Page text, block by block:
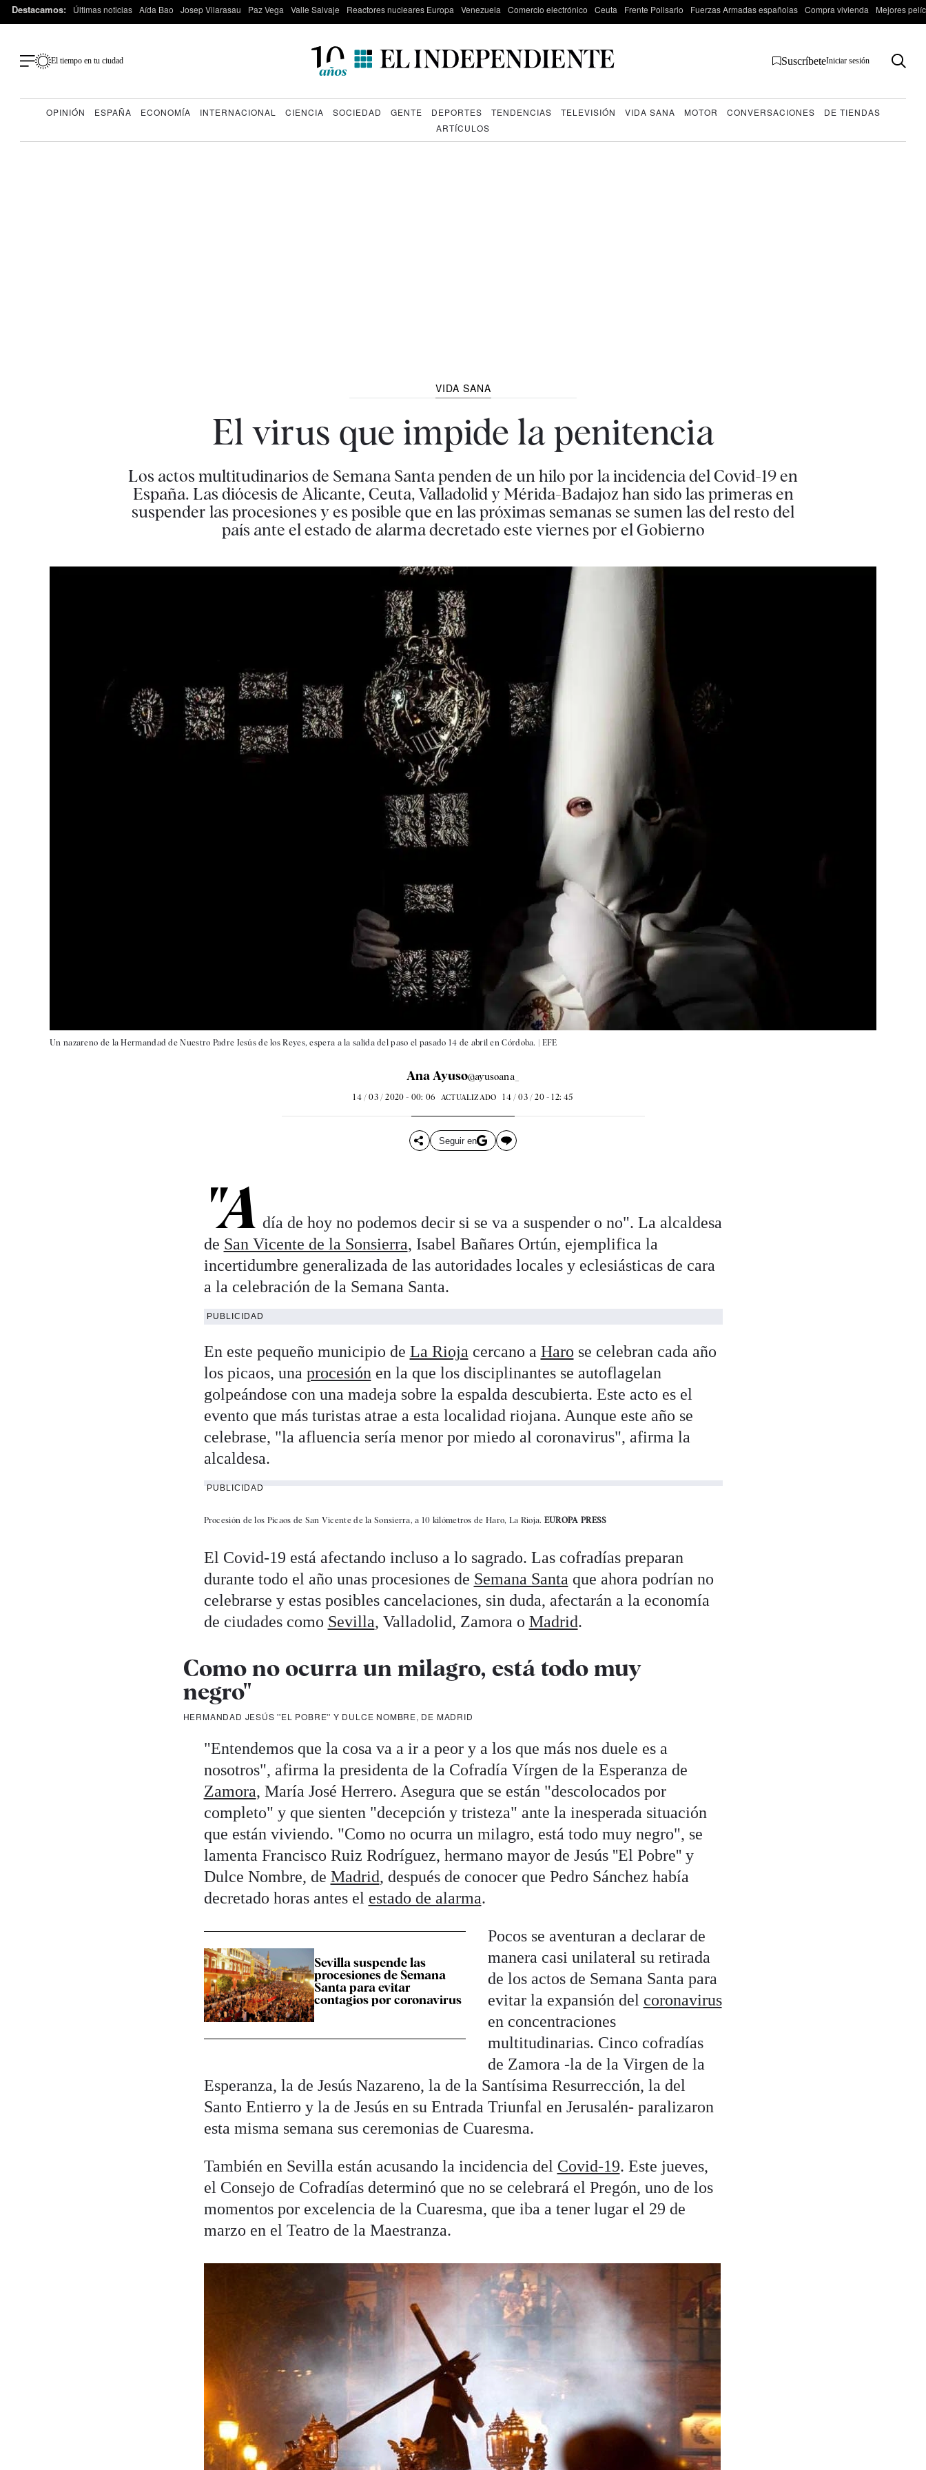
Destacamos: Últimas noticias Aída Bao Josep Vilarasau Paz Vega Valle Salvaje Reactores nucleares Europa Venezuela Comercio electrónico Ceuta Frente Polisario Fuerzas Armadas españolas Compra vivienda Mejores
El tiempo en tu ciudad SuscríbeteIniciar sesión
OPINIÓN ESPAÑA ECONOMÍA INTERNACIONAL CIENCIA SOCIEDAD GENTE DEPORTES TENDENCIAS TELEVISIÓN VIDA SANA MOTOR CONVERSACIONES
DE TIENDAS
ARTÍCULOS
VIDA SANA
El virus que impide la penitencia
Los actos multitudinarios de Semana Santa penden de un hilo por la incidencia del Covid-19 en
España. Las diócesis de Alicante, Ceuta, Valladolid y Mérida-Badajoz han sido las primeras en
suspender las procesiones y es posible que en las próximas semanas se sumen las del resto del
país ante el estado de alarma decretado este viernes por el Gobierno
Un nazareno de la Hermandad de Nuestro Padre Jesús de los Reyes, espera a la salida del paso el pasado 14 de abril en Córdoba. | EFE
Ana Ayuso@ayusoana_
14 / 03 / 2020 - 00: 06 ACTUALIZADO 14 / 03 / 20 - 12: 45
Seguir en
"A día de hoy no podemos decir si se va a suspender o no". La alcaldesa
de San Vicente de la Sonsierra, Isabel Bañares Ortún, ejemplifica la
incertidumbre generalizada de las autoridades locales y eclesiásticas de cara
a la celebración de la Semana Santa.
PUBLICIDAD
En este pequeño municipio de La Riojacercano a Haro se celebran cada año
los picaos, una procesiónen la que los disciplinantes se autoflagelan
golpeándose con una madeja sobre la espalda descubierta. Este acto es el
evento que más turistas atrae a esta localidad riojana. Aunque este año se
celebrase, "la afluencia sería menor por miedo al coronavirus", afirma la
alcaldesa.
PUBLICIDAD
Procesión de los Picaos de San Vicente de la Sonsierra, a 10 kilómetros de Haro, La Rioja. EUROPA PRESS
El Covid-19 está afectando incluso a lo sagrado. Las cofradías preparan
durante todo el año unas procesiones de Semana Santaque ahora podrían no
celebrarse y estas posibles cancelaciones, sin duda, afectarán a la economía
de ciudades como Sevilla, Valladolid, Zamora o Madrid.
Como no ocurra un milagro, está todo muy
negro"
HERMANDAD JESÚS ''EL POBRE'' Y DULCE NOMBRE, DE MADRID
"Entendemos que la cosa va a ir a peor y a los que más nos duele es a
nosotros", afirma la presidenta de la Cofradía Vírgen de la Esperanza de
Zamora, María José Herrero. Asegura que se están "descolocados por
completo" y que sienten "decepción y tristeza" ante la inesperada situación
que están viviendo. "Como no ocurra un milagro, está todo muy negro", se
lamenta Francisco Ruiz Rodríguez, hermano mayor de Jesús ''El Pobre'' y
Dulce Nombre, de Madrid, después de conocer que Pedro Sánchez había
decretado horas antes el estado de alarma.
Sevilla suspende las
procesiones de Semana
Santa para evitar
contagios por coronavirus
Pocos se aventuran a declarar de
manera casi unilateral su retirada
de los actos de Semana Santa para
evitar la expansión del coronavirus
en concentraciones
multitudinarias. Cinco cofradías
de Zamora -la de la Virgen de la
Esperanza, la de Jesús Nazareno, la de la Santísima Resurrección, la del
Santo Entierro y la de Jesús en su Entrada Triunfal en Jerusalén- paralizaron
esta misma semana sus ceremonias de Cuaresma.
También en Sevilla están acusando la incidencia del Covid-19. Este jueves,
el Consejo de Cofradías determinó que no se celebrará el Pregón, uno de los
momentos por excelencia de la Cuaresma, que iba a tener lugar el 29 de
marzo en el Teatro de la Maestranza.